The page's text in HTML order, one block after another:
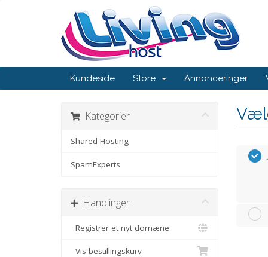
Kundeside Store Annonceringer
Kategorier
Shared Hosting
SpamExperts
Handlinger
Registrer et nyt domæne
Vis bestillingskurv